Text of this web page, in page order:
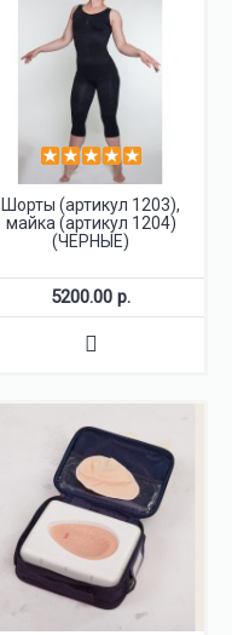
Шорты (артикул 1203),
майка (артикул 1204)
(ЧЕРНЫЕ)
5200.00 р.